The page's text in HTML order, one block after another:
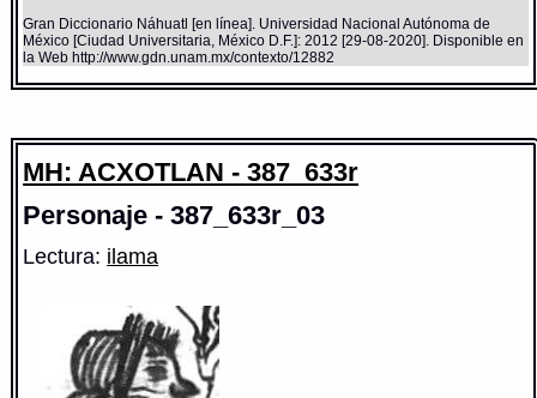
Gran Diccionario Náhuatl [en línea]. Universidad Nacional Autónoma de
México [Ciudad Universitaria, México D.F.]: 2012 [29-08-2020]. Disponible en
la Web http://www.gdn.unam.mx/contexto/12882
MH: ACXOTLAN - 387_633r
Personaje - 387_633r_03
Lectura: ilama